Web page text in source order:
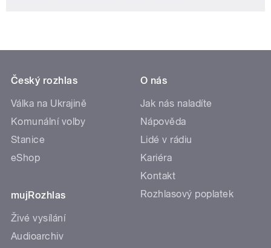
Český rozhlas
Válka na Ukrajině
Komunální volby
Stanice
eShop
mujRozhlas
Živé vysílání
Audioarchiv
O nás
Jak nás naladíte
Nápověda
Lidé v rádiu
Kariéra
Kontakt
Rozhlasový poplatek